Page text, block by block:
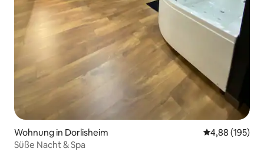
Wohnung in Dorlisheim
4,88 (195)
Süße Nacht & Spa